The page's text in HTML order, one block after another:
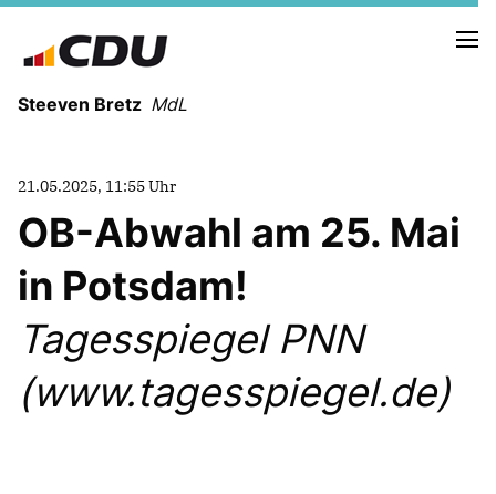
Steeven Bretz MdL
VITA
WAHLKREISBESUCHE
PRESSEFOTOS
MEIN BÜRGERBÜRO
21.05.2025, 11:55 Uhr
OB-Abwahl am 25. Mai
in Potsdam!
Tagesspiegel PNN
(www.tagesspiegel.de)